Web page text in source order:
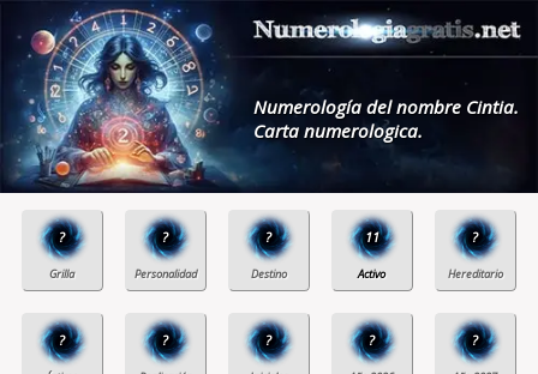
Numerología del nombre Cintia.
Carta numerologica.
? ? ? 11 ?
? ? ? ? ?